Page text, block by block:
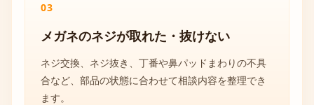
03
メガネのネジが取れた・抜けない
ネジ交換、ネジ抜き、丁番や鼻パッドまわりの不具
合など、部品の状態に合わせて相談内容を整理でき
ます。